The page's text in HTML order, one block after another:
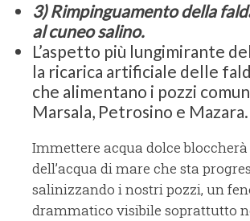
3)Rimpinguamento della
al cuneo salino.
L’aspetto più lungimirante
la ricarica artificiale delle
che alimentano i pozzi
Marsala, Petrosino e Mazara.
Immettere acqua dolce
dell’acqua di mare che sta
salinizzando i nostri pozzi, un
drammatico visibile soprattutto